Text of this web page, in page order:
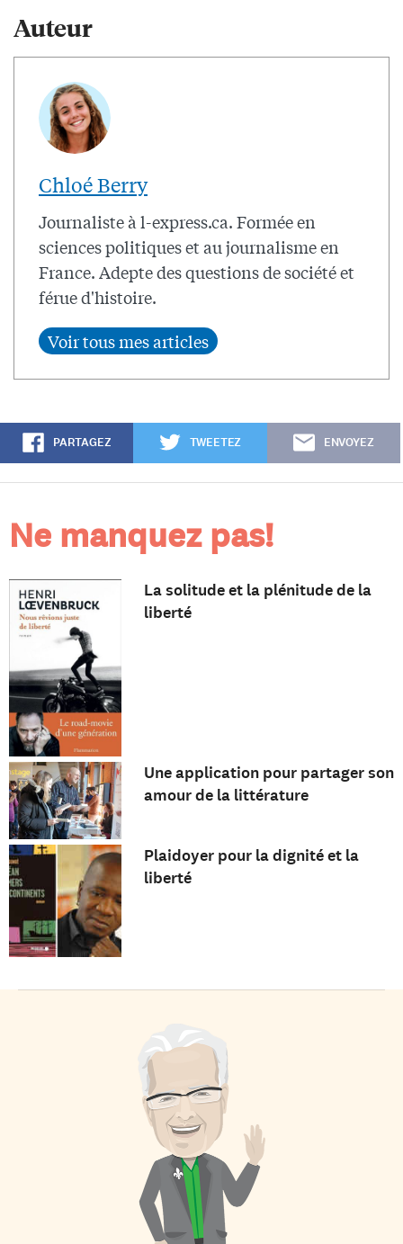
Auteur
Chloé Berry
Journaliste à l-express.ca. Formée en
sciences politiques et au journalisme en
France. Adepte des questions de société et
férue d'histoire.
PARTAGEZ TWEETEZ ENVOYEZ
Ne manquez pas!
La solitude et la plénitude de la
liberté
Une application pour partager son
amour de la littérature
Plaidoyer pour la dignité et la
liberté